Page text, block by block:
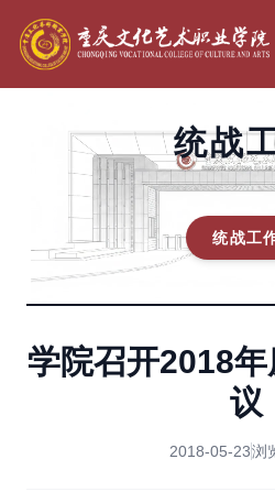
统战
统战工
学院召开2018
议
2018-05-23浏